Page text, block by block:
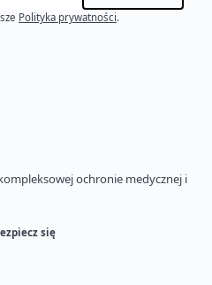
Polityka prywatności.
ochronie medycznej i
się